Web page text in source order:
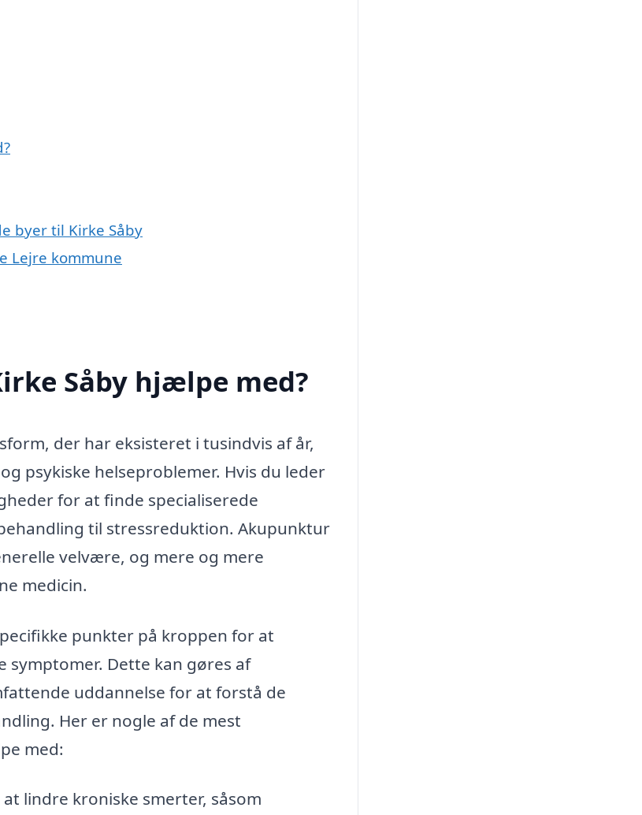
byer til Kirke Såby
Lejre kommune
Såby hjælpe med?
der har eksisteret i tusindvis af år,
psykiske helseproblemer. Hvis du leder
for at finde specialiserede
til stressreduktion. Akupunktur
velvære, og mere og mere
medicin.
punkter på kroppen for at
Dette kan gøres af
uddannelse for at forstå de
Her er nogle af de mest
med:
lindre kroniske smerter, såsom